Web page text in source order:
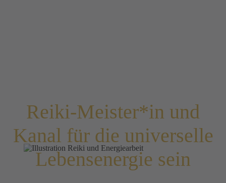
Reiki-Meister*in und
Kanal für die universelle
Lebensenergie sein